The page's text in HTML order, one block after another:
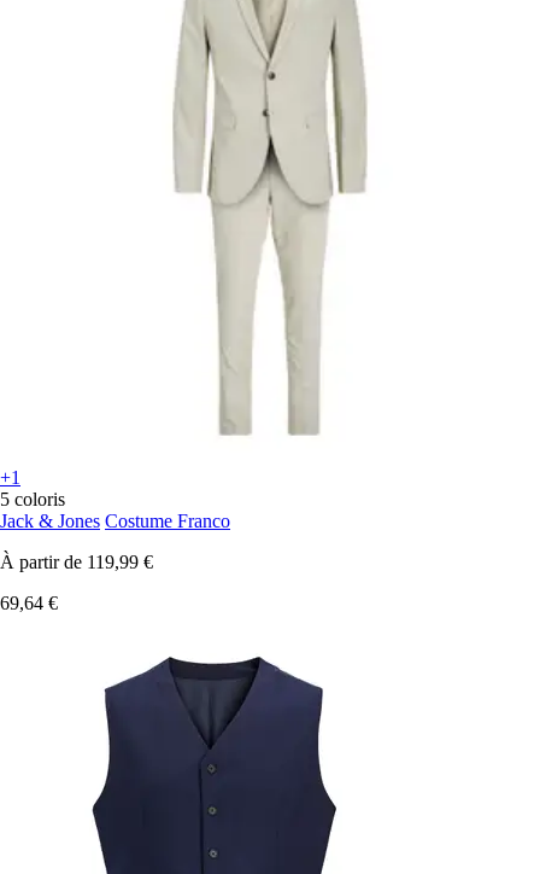
+1
5 coloris
Jack & Jones Costume Franco
À partir de 119,99 €
69,64 €